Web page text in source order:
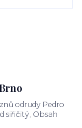
odrudy Pedro
siřičitý, Obsah